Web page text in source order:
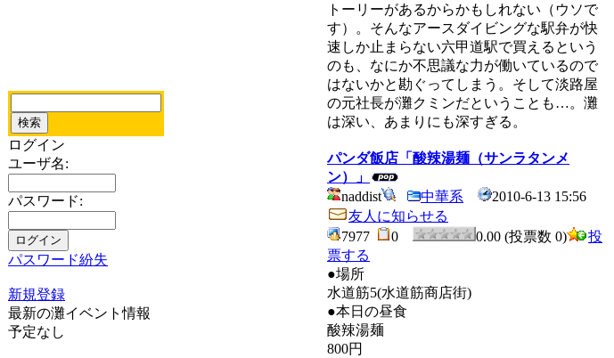
ログイン
ユーザ名:
パスワード:
パスワード紛失
新規登録
最新の灘イベント情報
予定なし
トーリーがあるからかもしれない（ウソで
す）。そんなアースダイビングな駅弁が快
速しか止まらない六甲道駅で買えるという
のも、なにか不思議な力が働いているので
はないかと勘ぐってしまう。そして淡路屋
の元社長が灘クミンだということも…。灘
は深い、あまりにも深すぎる。
パンダ飯店「酸辣湯麺（サンラタンメ
ン）」
naddist
中華系
2010-6-13 15:56
友人に知らせる
7977
0 0.00 (投票数 0)
投
票する
●場所
水道筋5(水道筋商店街)
●本日の昼食
酸辣湯麺
800円